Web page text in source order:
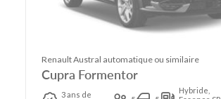
Renault Austral automatique ou similaire
Cupra Formentor
3 ans de
Hybride,